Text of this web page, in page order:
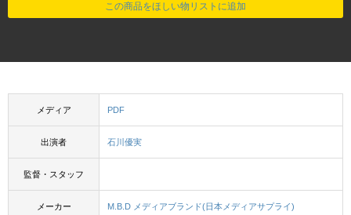
この商品をほしい物リストに追加
メディア PDF
出演者 石川優実
監督・スタッフ
メーカー M.B.D メディアブランド(日本メディアサプライ)